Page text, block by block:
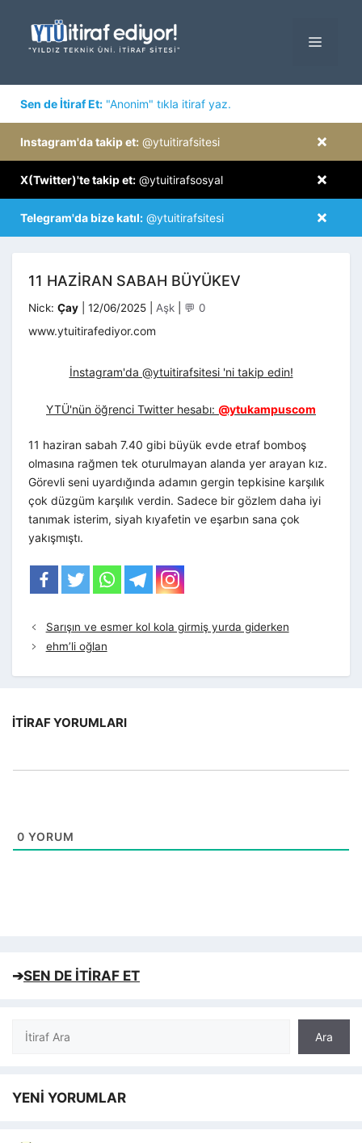
MENÜ
Sen de İtiraf Et: "Anonim" tıkla itiraf yaz.
×
Instagram'da takip et: @ytuitirafsitesi
×
X(Twitter)'te takip et: @ytuitirafsosyal
×
Telegram'da bize katıl: @ytuitirafsitesi
11 HAZIRAN SABAH BÜYÜKEV
Nick: Çay 12/06/2025 Kategoriler
Aşk 💬 0
www.ytuitirafediyor.com
İnstagram'da @ytuitirafsitesi 'ni takip edin!
YTÜ'nün öğrenci Twitter hesabı: @ytukampuscom
11 haziran sabah 7.40 gibi büyük evde etraf bomboş
olmasına rağmen tek oturulmayan alanda yer arayan kız.
Görevli seni uyardığında adamın gergin tepkisine karşılık
çok düzgüm karşılık verdin. Sadece bir gözlem daha iyi
tanımak isterim, siyah kıyafetin ve eşarbın sana çok
yakışmıştı.
Sarışın ve esmer kol kola girmiş yurda giderken
ehm’li oğlan
İTIRAF YORUMLARI
0 YORUM
➔SEN DE İTİRAF ET
Ara
Ara
YENİ YORUMLAR